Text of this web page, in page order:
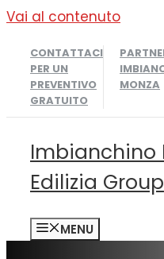
Vai al contenuto
CONTATTACI
PER UN
PREVENTIVO
GRATUITO
MONZA
Imbianchino
Edilizia Group
MENU